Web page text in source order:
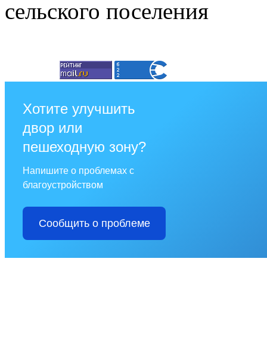
сельского поселения
Хотите улучшить
двор или
пешеходную зону?
Напишите о проблемах с
благоустройством
Сообщить о проблеме